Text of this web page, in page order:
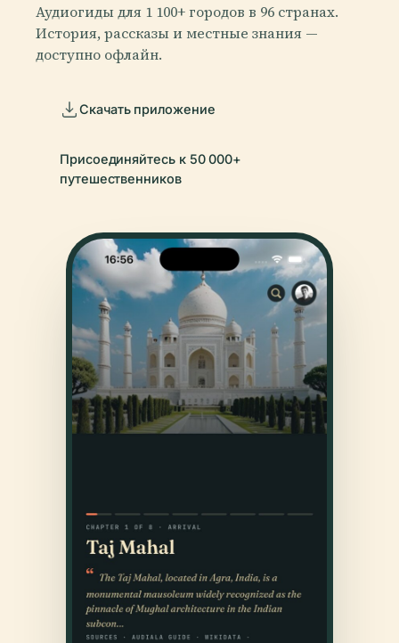
Аудиогиды для 1 100+ городов в 96 странах.
История, рассказы и местные знания —
доступно офлайн.
Скачать приложение
Присоединяйтесь к 50 000+
путешественников